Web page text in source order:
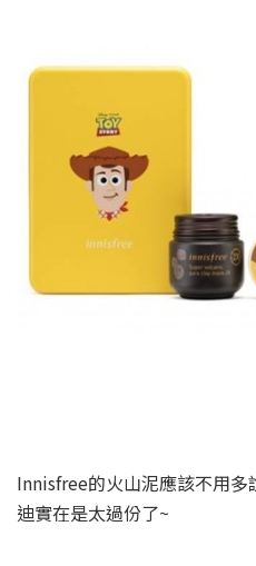
Innisfree的火山泥應該不用
迪實在是太過份了~